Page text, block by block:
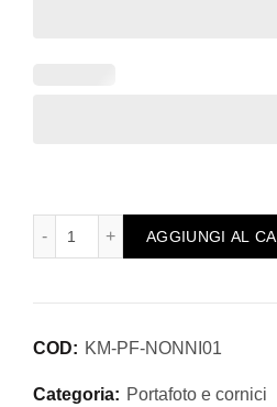
Cornice portafoto in legno
AGGIUNGI AL
COD: KM-PF-NONNI01
Categoria: Portafoto e cornici